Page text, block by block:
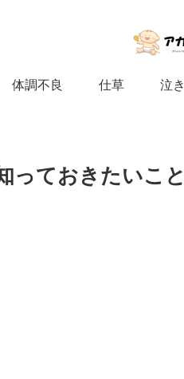
体調不良 仕草 泣き
っておきたいこと